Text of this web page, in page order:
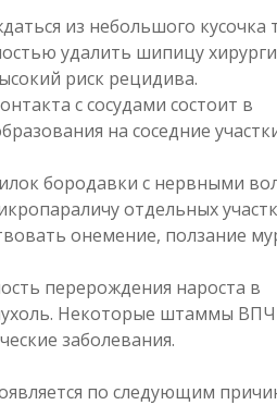
из небольшого кусочка
удалить шипицу
риск рецидива.
с сосудами состоит в
на соседние
бородавки с нервными
отдельных
онемение, ползание
перерождения нароста в
Некоторые штаммы ВПЧ
заболевания.
по следующим